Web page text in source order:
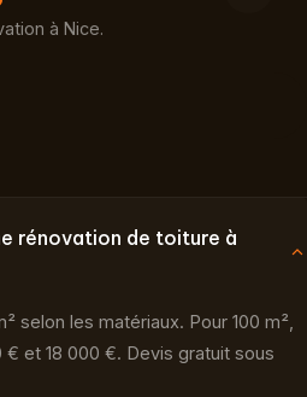
à Nice.
rénovation de toiture à
selon les matériaux. Pour 100 m²,
et 18 000 €. Devis gratuit sous